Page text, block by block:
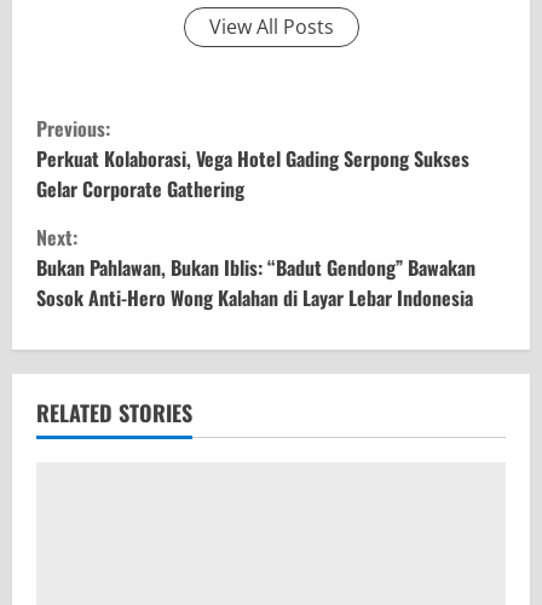
View All Posts
C
o
n
t
i
n
u
Previous:
Perkuat Kolaborasi, Vega Hotel Gading Serpong Sukses
Gelar Corporate Gathering
Next:
Bukan Pahlawan, Bukan Iblis: “Badut Gendong” Bawakan
Sosok Anti-Hero Wong Kalahan di Layar Lebar Indonesia
RELATED STORIES